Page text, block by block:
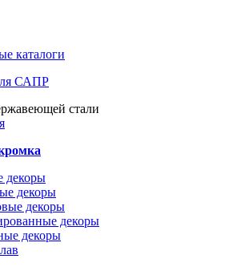
каталоги
САПР
декоры
декоры
декоры
декоры
декоры